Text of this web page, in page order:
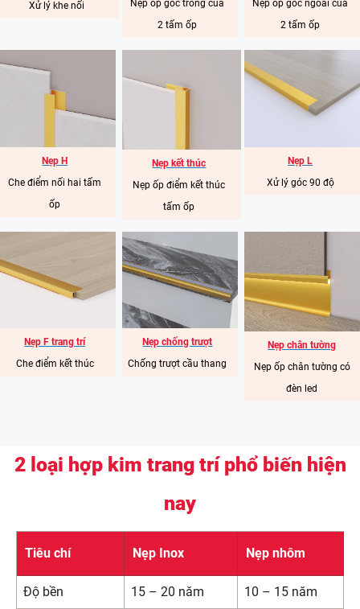
Xử lý khe nối
Nẹp ốp góc trong của
2 tấm ốp
Nẹp ốp góc ngoài của
2 tấm ốp
Nẹp H
Che điểm nối hai tấm
ốp
Nẹp kết thúc
Nẹp ốp điểm kết thúc
tấm ốp
Nẹp L
Xử lý góc 90 độ
Nẹp F trang trí
Che điểm kết thúc
Nẹp chống trượt
Chống trượt cầu thang
Nẹp chân tường
Nẹp ốp chân tường có
đèn led
2 loại hợp kim trang trí phổ biến hiện
nay
Tiêu chí Nẹp Inox Nẹp nhôm
Độ bền 15 – 20 năm 10 – 15 năm